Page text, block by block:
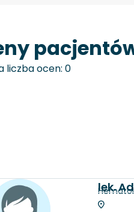
liczba ocen: 0
lek.